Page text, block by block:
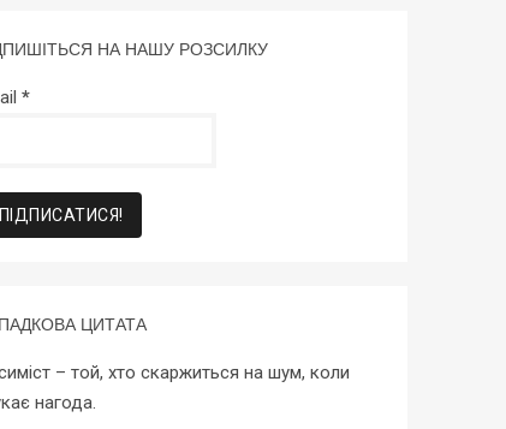
НА НАШУ РОЗСИЛКУ
*
ЦИТАТА
як людині може бути боляче без жодних
причин.